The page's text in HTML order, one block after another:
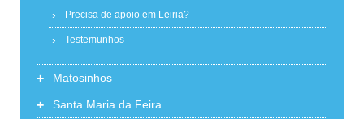
Precisa de apoio em Leiria?
Testemunhos
+ Matosinhos
+ Santa Maria da Feira